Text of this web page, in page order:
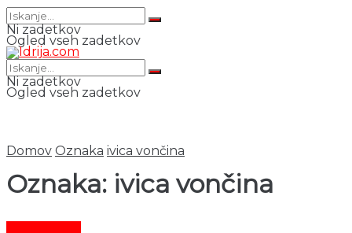
Ni zadetkov
Ogled vseh zadetkov
Ni zadetkov
Ogled vseh zadetkov
Domov Oznaka ivica vončina
Oznaka: ivica vončina